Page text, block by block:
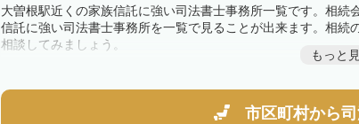
大曽根駅近くの家族信託に強い司法書士事務所一覧です。相
信託に強い司法書士事務所を一覧で見ることが出来ます。相
相談してみましょう。
もっと
市区町村から